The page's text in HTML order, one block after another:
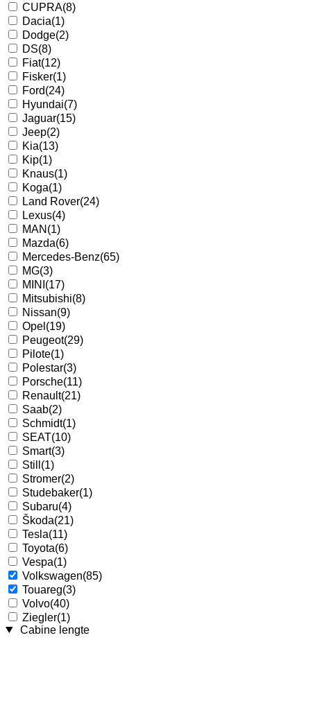
CUPRA(8)
Dacia(1)
Dodge(2)
DS(8)
Fiat(12)
Fisker(1)
Ford(24)
Hyundai(7)
Jaguar(15)
Jeep(2)
Kia(13)
Kip(1)
Knaus(1)
Koga(1)
Land Rover(24)
Lexus(4)
MAN (1)
Mazda(6)
Mercedes-Benz(65)
MG(3)
MINI (17)
Mitsubishi(8)
Nissan(9)
Opel (19)
Peugeot(29)
Pilote(1)
Polestar(3)
Porsche(11)
Renault(21)
Saab(2)
Schmidt(1)
SEAT(10)
Smart(3)
Still (1)
Stromer(2)
Studebaker(1)
Subaru(4)
Škoda(21)
Tesla(11)
Toyota(6)
Vespa(1)
Volkswagen(85)
Touareg(3)
Volvo(40)
Ziegler(1)
Cabine lengte